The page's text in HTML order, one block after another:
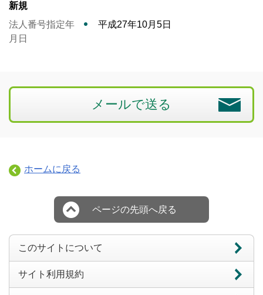
新規
法人番号指定年
月日
平成27年10月5日
メールで送る
ホームに戻る
ページの先頭へ戻る
このサイトについて
サイト利用規約